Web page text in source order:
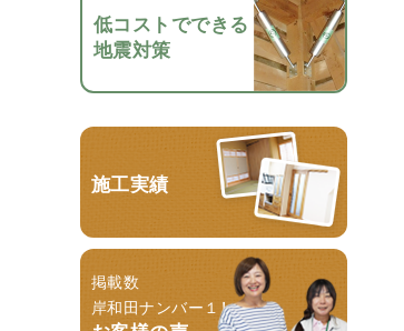
低コストでできる
地震対策
施工実績
掲載数
岸和田ナンバー１！